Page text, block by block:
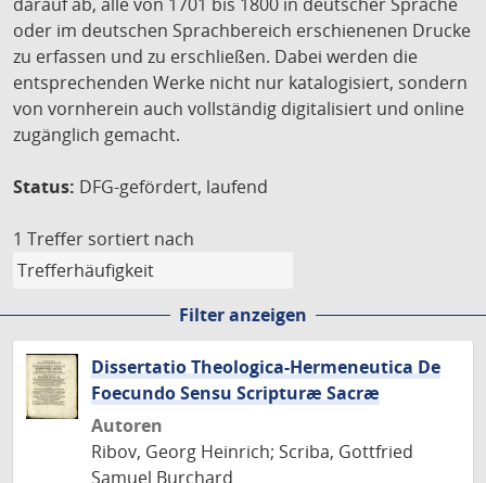
oder im deutschen Sprachbereich erschienenen Drucke
zu erfassen und zu erschließen. Dabei werden die
entsprechenden Werke nicht nur katalogisiert, sondern
von vornherein auch vollständig digitalisiert und online
zugänglich gemacht.
Status: DFG-gefördert, laufend
1 Treffer sortiert nach
Filter anzeigen
Dissertatio Theologica-Hermeneutica De
Foecundo Sensu Scripturæ Sacræ
Autoren
Ribov, Georg Heinrich; Scriba, Gottfried
Samuel Burchard